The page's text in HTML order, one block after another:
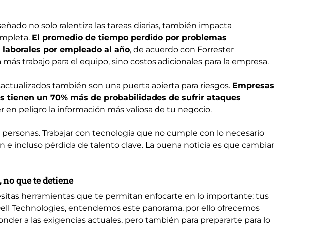
no solo ralentiza las tareas diarias, también impacta
El promedio de tiempo perdido por problemas
por empleado al año, de acuerdo con Forrester
trabajo para el equipo, sino costos adicionales para la empresa.
también son una puerta abierta para riesgos. Empresas
tienen un 70% más de probabilidades de sufrir ataques
en peligro la información más valiosa de tu negocio.
Trabajar con tecnología que no cumple con lo necesario
e incluso pérdida de talento clave. La buena noticia es que cambiar
que te detiene
herramientas que te permitan enfocarte en lo importante: tus
Technologies, entendemos este panorama, por ello ofrecemos
a las exigencias actuales, pero también para prepararte para lo